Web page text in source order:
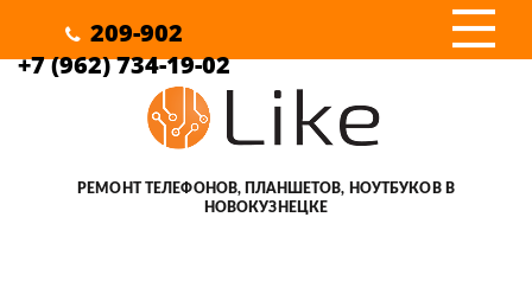
209-902
+7 (962) 734-19-02
III
РЕМОНТ ТЕЛЕФОНОВ, ПЛАНШЕТОВ, НОУТБУКОВ В
НОВОКУЗНЕЦКЕ